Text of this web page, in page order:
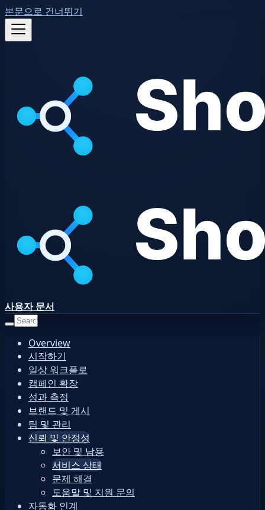
본문으로 건너뛰기
사용자 문서
Overview
시작하기
일상 워크플로
캠페인 확장
성과 측정
브랜드 및 게시
팀 및 관리
신뢰 및 안정성
보안 및 남용
서비스 상태
문제 해결
도움말 및 지원 문의
자동화 인계